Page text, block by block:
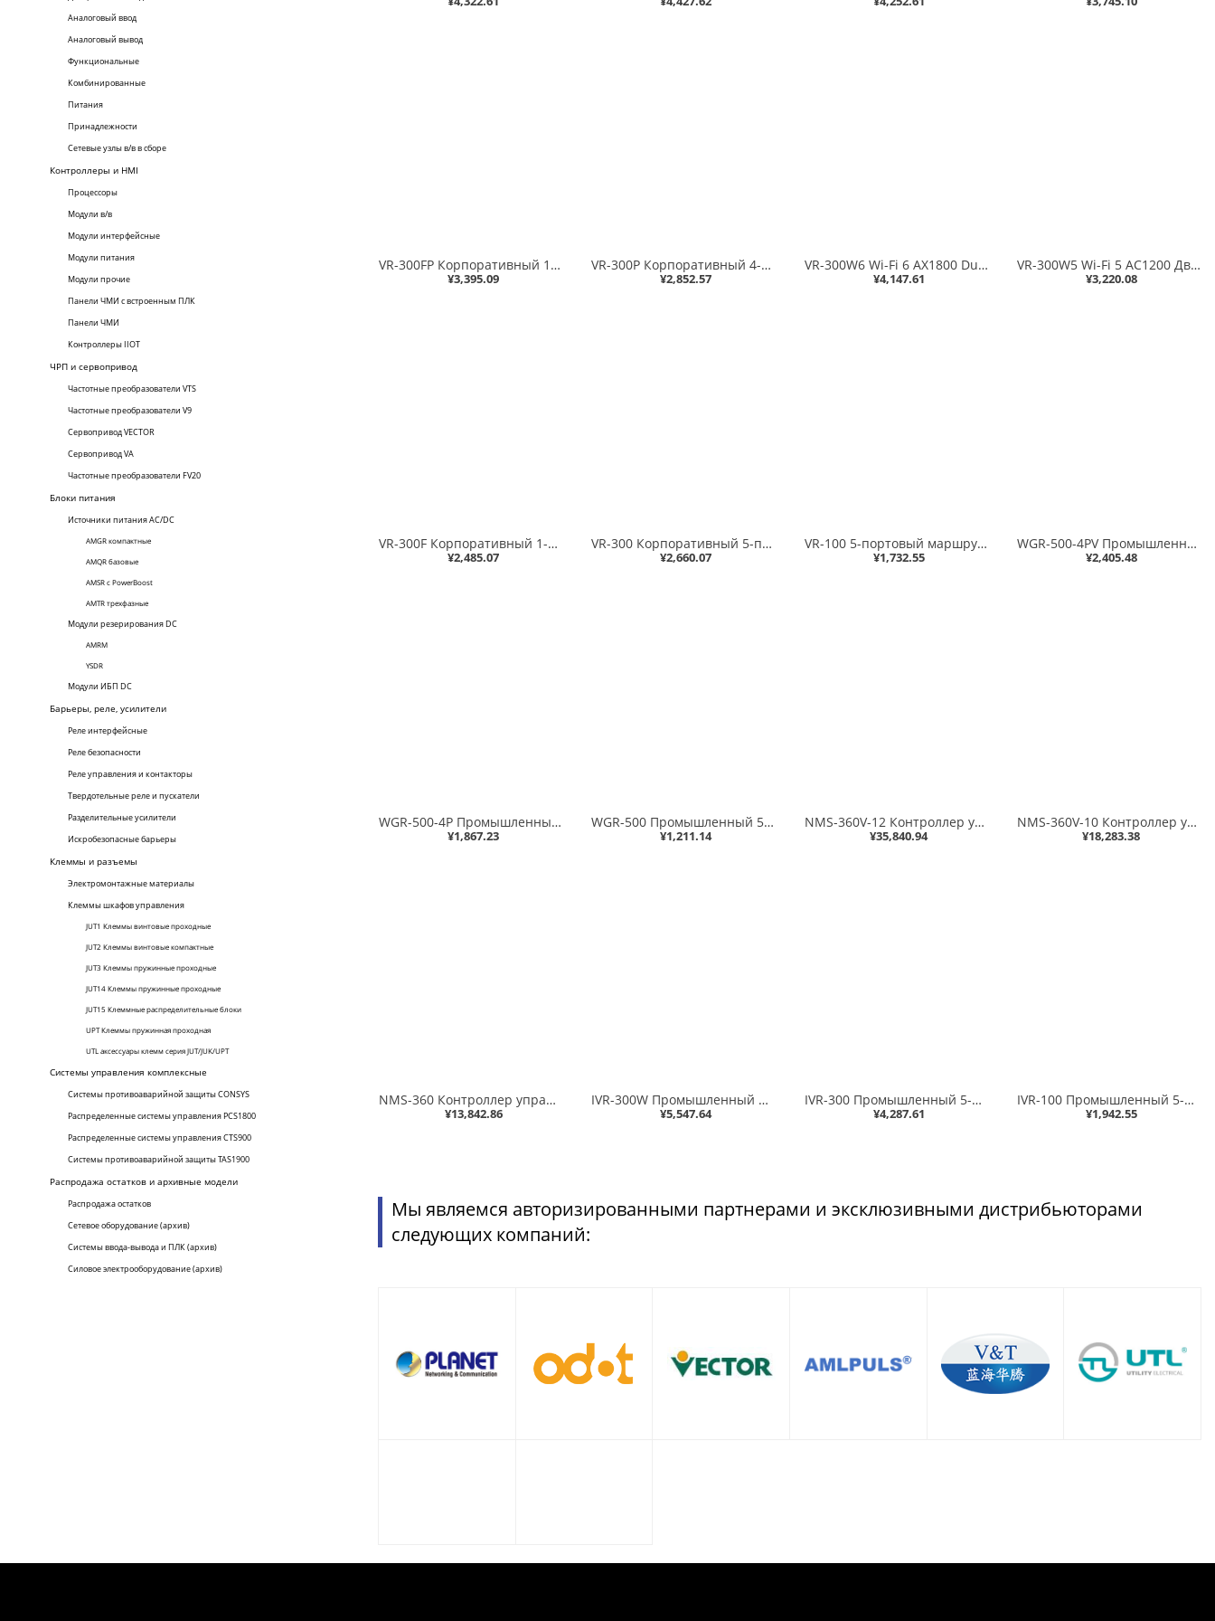
Аналоговый ввод
Аналоговый вывод
Функциональные
Комбинированные
Питания
Принадлежности
Сетевые узлы в/в в сборе
Контроллеры и HMI
Процессоры
Модули в/в
Модули интерфейсные
Модули питания
Модули прочие
Панели ЧМИ с встроенным ПЛК
Панели ЧМИ
Контроллеры IIOT
ЧРП и сервопривод
Частотные преобразователи VTS
Частотные преобразователи V9
Сервопривод VECTOR
Сервопривод VА
Частотные преобразователи FV20
Блоки питания
Источники питания AC/DC
AMGR компактные
AMQR базовые
AMSR с PowerBoost
AMTR трехфазные
Модули резерирования DC
AMRM
YSDR
Модули ИБП DC
Барьеры, реле, усилители
Реле интерфейсные
Реле безопасности
Реле управления и контакторы
Твердотельные реле и пускатели
Разделительные усилители
Искробезопасные барьеры
Клеммы и разъемы
Электромонтажные материалы
Клеммы шкафов управления
JUT1 Клеммы винтовые проходные
JUT2 Клеммы винтовые компактные
JUT3 Клеммы пружинные проходные
JUT14 Клеммы пружинные проходные
JUT15 Клеммные распределительные блоки
UPT Клеммы пружинная проходная
UTL аксессуары клемм серия JUT/JUK/UPT
Системы управления комплексные
Системы противоаварийной защиты CONSYS
Распределенные системы управления PCS1800
Распределенные системы управления CTS900
Системы противоаварийной защиты TAS1900
Распродажа остатков и архивные модели
Распродажа остатков
Сетевое оборудование (архив)
Системы ввода-вывода и ПЛК (архив)
Силовое электрооборудование (архив)
VR-300FP Корпоративный 1-портовый 1000X SFP + 4-портовый 10/100/1000T 802.3at PoE VPN-маршрутизатор безопасности (отказоустойчивость двух WAN и балансировка нагрузки, кибербезопасность, брандмауэр SPI, фильтрация IPv4/IPv6, фильтрация содержимого, предотв
¥3,395.09
VR-300P Корпоративный 4-портовый 10/100/1000T 802.3at PoE + 1-портовый 10/100/1000T VPN маршрутизатор безопасности (отказоустойчивость двух WAN и балансировка нагрузки, кибербезопасность, межсетевой экран SPI, фильтрация IPv4/IPv6, фильтрация содержимого,
¥2,852.57
VR-300W6 Wi-Fi 6 AX1800 Dual Band VPN Router Security (1800 Мбит/с, 802.11ax, 2,4 ГГц и 5 ГГц, двухдиапазонный одновременный доступ, 5 портов 10/100/1000T, отказоустойчивость двух WAN и балансировка нагрузки, кибербезопасность, межсетевой экран SPI, фильт
¥4,147.61
VR-300W5 Wi-Fi 5 AC1200 Двухдиапазонный VPN-маршрутизатор безопасности (1200 Мбит/с, 802.11ac Wave 2, 2,4 ГГц и 5 ГГц, двухдиапазонный одновременный доступ, 5 портов 10/100/1000T, отказоустойчивость двух WAN и балансировка нагрузки, кибербезопасность, меж
¥3,220.08
VR-300F Корпоративный 1-портовый 1000X SFP + 4-портовый 10/100/1000T VPN маршрутизатор безопасности (отказоустойчивость двух WAN и балансировка нагрузки, кибербезопасность, межсетевой экран SPI, фильтрация IPv4/IPv6, фильтрация содержимого, предотвращение
¥2,485.07
VR-300 Корпоративный 5-портовый маршрутизатор безопасности VPN 10/100/1000T (отказоустойчивость двух WAN и балансировка нагрузки, кибербезопасность, брандмауэр SPI, фильтрация IPv4/IPv6, фильтрация контента, предотвращение DoS-атак, переадресация диапазон
¥2,660.07
VR-100 5-портовый маршрутизатор безопасности 10/100/1000T VPN (отказоустойчивость двух WAN и балансировка нагрузки, кибербезопасность, брандмауэр SPI, фильтрация IPv4/IPv6, фильтрация контента, предотвращение DoS-атак, переадресация диапазона портов, SSL
¥1,732.55
WGR-500-4PV Промышленный настенный гигабитный маршрутизатор IP30 с 4 портами 802.3at PoE+ и сенсорным ЖК-экраном (бюджет PoE 120 Вт, двойной вход питания на клеммной колодке 48-56 В постоянного тока и разъем питания, -10~60 градусов C, аппаратный NAT, IPv
¥2,405.48
WGR-500-4P Промышленный настенный гигабитный маршрутизатор IP30 с 4 портами 802.3at PoE+ (бюджет PoE 120 Вт, двойной вход питания на клеммной колодке 48-56 В постоянного тока и разъем питания, -10~60 градусов C, аппаратный NAT, IPv6)
¥1,867.23
WGR-500 Промышленный 5-портовый гигабитный маршрутизатор/коммутатор IP30 10/100/1000T
¥1,211.14
NMS-360V-12 Контроллер управления возобновляемыми источниками энергии с 12-дюймовым сенсорным ЖК-экраном — 512 узлов (управление 512 BSP-360, 2 порта 10/100/1000T LAN, MQTT/SNMP/ONVIF/SmartDiscovery, график истории трафика и мощности, сигнализация о событ
¥35,840.94
NMS-360V-10 Контроллер управления возобновляемыми источниками энергии с 10-дюймовым сенсорным ЖК-экраном — 512 узлов (управление 512 BSP-360, 1 порт LAN 10/100/1000T, MQTT/SNMP/ONVIF/SmartDiscovery, график истории трафика и мощности, сигнализация о событи
¥18,283.38
NMS-360 Контроллер управления возобновляемыми источниками энергии — 512 узлов (управление 512 BSP-360, 5 портов 10/100/1000T LAN, MQTT/SNMP/ONVIF/SmartDiscovery, график истории трафика и мощности, оповещение о событиях, своевременная выработка электроэнер
¥13,842.86
IVR-300W Промышленный Wi-Fi 6 802.11ax, 1800 Мбит/с, двухдиапазонный беспроводной VPN-шлюз с 5 портами 10/100/1000T (2,4 ГГц и 5 ГГц, одновременный двухдиапазонный, 2 цифровых входа/выхода, 1 порт RS485, двойной постоянный ток 9–54 В, -40–75 градусов C, S
¥5,547.64
IVR-300 Промышленный 5-портовый шлюз безопасности 10/100/1000T VPN (2 цифровых входа/выхода, 1 порт RS485, двойной постоянный ток 9~54 В, -40~75 градусов C, SD-WAN автоматически устанавливает безопасную ячеистую сеть VPN, Dual-WAN Failover and Load Баланс
¥4,287.61
IVR-100 Промышленный 5-портовый шлюз безопасности 10/100/1000T VPN: аварийное переключение двух WAN и балансировка нагрузки, кибербезопасность, брандмауэр SPI, фильтрация контента, предотвращение DoS-атак, переадресация диапазона портов, SSL VPN и надежны
¥1,942.55
Мы являемся авторизированными партнерами и эксклюзивными дистрибьюторами
следующих компаний: